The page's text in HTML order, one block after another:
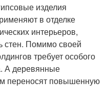
изделия
в отделке
интерьеров,
стен. Помимо своей
требует особого
А деревянные
переносят повышенную